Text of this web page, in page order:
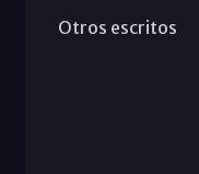
Otros escritos